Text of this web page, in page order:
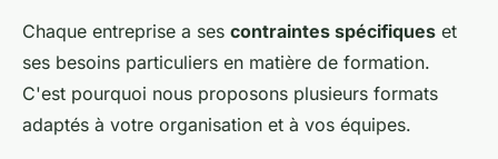
Chaque entreprise a ses contraintes spécifiques et
ses besoins particuliers en matière de formation.
C'est pourquoi nous proposons plusieurs formats
adaptés à votre organisation et à vos équipes.